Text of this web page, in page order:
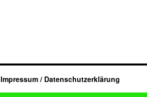
Impressum / Datenschutzerklärung